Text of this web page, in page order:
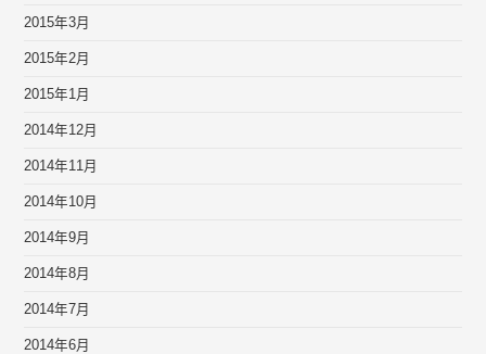
2015年3月
2015年2月
2015年1月
2014年12月
2014年11月
2014年10月
2014年9月
2014年8月
2014年7月
2014年6月